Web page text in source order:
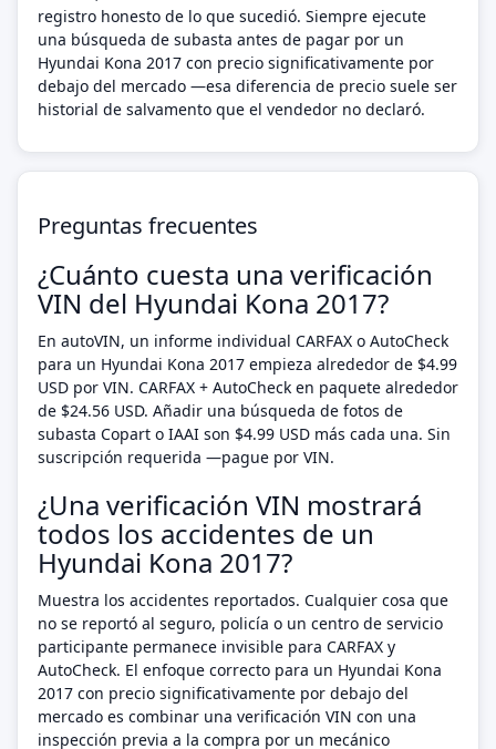
registro honesto de lo que sucedió. Siempre ejecute
una búsqueda de subasta antes de pagar por un
Hyundai Kona 2017 con precio significativamente por
debajo del mercado —esa diferencia de precio suele ser
historial de salvamento que el vendedor no declaró.
Preguntas frecuentes
¿Cuánto cuesta una verificación
VIN del Hyundai Kona 2017?
En autoVIN, un informe individual CARFAX o AutoCheck
para un Hyundai Kona 2017 empieza alrededor de $4.99
USD por VIN. CARFAX + AutoCheck en paquete alrededor
de $24.56 USD. Añadir una búsqueda de fotos de
subasta Copart o IAAI son $4.99 USD más cada una. Sin
suscripción requerida —pague por VIN.
¿Una verificación VIN mostrará
todos los accidentes de un
Hyundai Kona 2017?
Muestra los accidentes reportados. Cualquier cosa que
no se reportó al seguro, policía o un centro de servicio
participante permanece invisible para CARFAX y
AutoCheck. El enfoque correcto para un Hyundai Kona
2017 con precio significativamente por debajo del
mercado es combinar una verificación VIN con una
inspección previa a la compra por un mecánico